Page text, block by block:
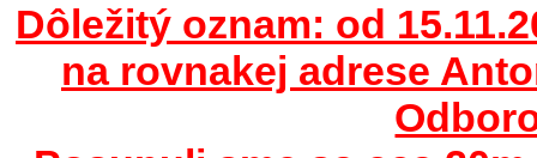
Dôležitý oznam: od
na rovnakej adrese